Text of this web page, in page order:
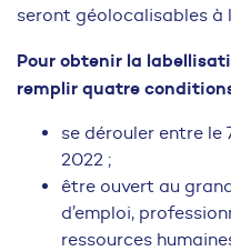
seront géolocalisables à
Pour obtenir la
remplir quatre
se dérouler entre le
2022 ;
être ouvert au
d’emploi,
ressources